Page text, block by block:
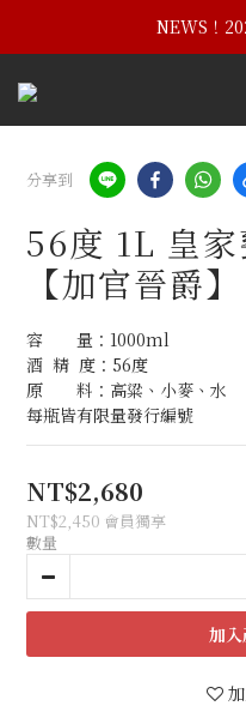
NEWS！黃
NEWS！
NEWS！黃
分享到
56度 1L 皇
【加官晉爵】
容　　量：1000ml
酒  精  度：56度
原　　料：高粱、小麥、水
每瓶皆有限量發行編號
NT$2,680
NT$2,450 會員獨享
數量